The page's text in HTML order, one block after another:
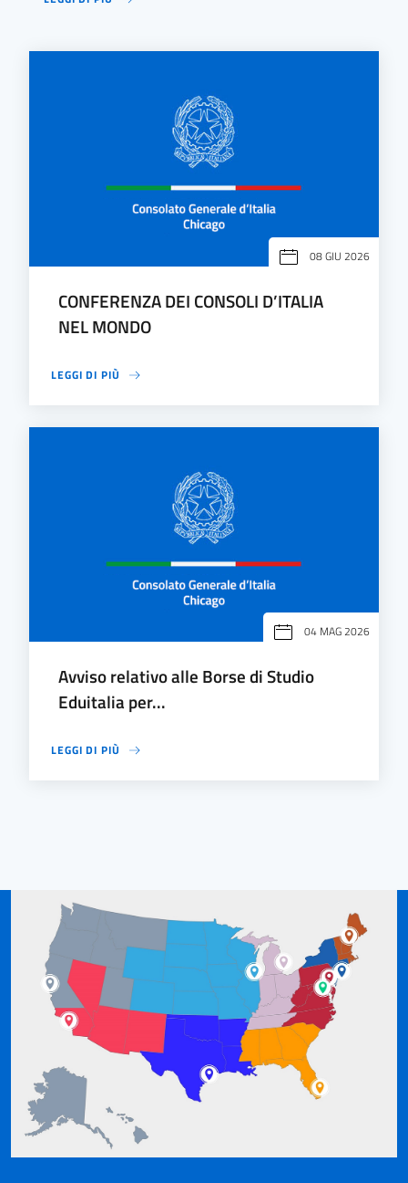
08 GIU 2026
CONFERENZA DEI CONSOLI D’ITALIA
NEL MONDO
LEGGI DI PIÙ
04 MAG 2026
Avviso relativo alle Borse di Studio
Eduitalia per...
LEGGI DI PIÙ